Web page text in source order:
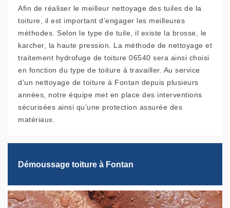
Afin de réaliser le meilleur nettoyage des tuiles de la
toiture, il est important d’engager les meilleures
méthodes. Selon le type de tuile, il existe la brosse, le
karcher, la haute pression. La méthode de nettoyage et
traitement hydrofuge de toiture 06540 sera ainsi choisi
en fonction du type de toiture à travailler. Au service
d’un nettoyage de toiture à Fontan depuis plusieurs
années, notre équipe met en place des interventions
sécurisées ainsi qu’une protection assurée des
matériaux.
Démoussage toiture à Fontan